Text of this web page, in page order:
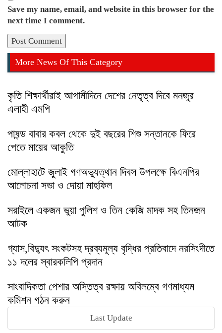
Save my name, email, and website in this browser for the
next time I comment.
More News Of This Category
কৃতি শিক্ষার্থীরাই আগামীদিনে দেশের নেতৃত্ব দিবে মনজুর
এলাহী এমপি
পাষন্ড বাবার কবল থেকে দুই বছরের শিশু সন্তানকে ফিরে
পেতে মায়ের আকুতি
মোল্লাহাটে জুলাই গণঅভ্যুত্থান দিবস উপলক্ষে বিএনপির
আলোচনা সভা ও দোয়া মাহফিল
সরাইলে একজন ভুয়া পুলিশ ও তিন কেজি মাদক সহ তিনজন
আটক
গ্যাস,বিদ্যুৎ সংকটসহ দ্রব্যমূল্য বৃদ্ধির প্রতিবাদে নরসিংদীতে
১১ দলের স্বারকলিপি প্রদান
সাংবাদিকতা পেশার অস্তিত্ব রক্ষায় অবিলম্বে গণমাধ্যম
কমিশন গঠন করুন
Last Update